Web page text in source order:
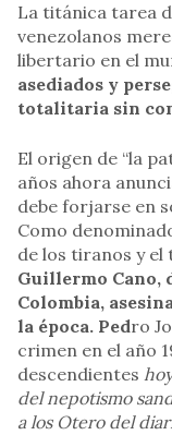
La titánica tarea
venezolanos
libertario en el
asediados y
totalitaria sin
El origen de “la
años ahora
debe forjarse en
Como
de los tiranos y
Guillermo Cano,
Colombia,
la época. Pedro
crimen en el año
descendientes
del nepotismo
a los Otero del